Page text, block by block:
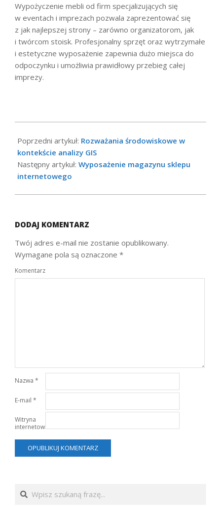
Wypożyczenie mebli od firm specjalizujących się
w eventach i imprezach pozwala zaprezentować się
z jak najlepszej strony – zarówno organizatorom, jak
i twórcom stoisk. Profesjonalny sprzęt oraz wytrzymałe
i estetyczne wyposażenie zapewnia dużo miejsca do
odpoczynku i umożliwia prawidłowy przebieg całej
imprezy.
06-
08
Poprzedni artykuł: Rozważania środowiskowe w
kontekście analizy GIS
Następny artykuł: Wyposażenie magazynu sklepu
internetowego
DODAJ KOMENTARZ
Twój adres e-mail nie zostanie opublikowany.
Wymagane pola są oznaczone *
Komentarz
Nazwa *
E-mail *
Witryna
internetowa
Search